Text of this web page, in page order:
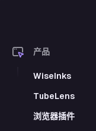
产品
WiseInks
TubeLens
浏览器插件